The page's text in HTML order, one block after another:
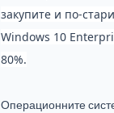
закупите и по-
Windows 10
80%.
Операционните